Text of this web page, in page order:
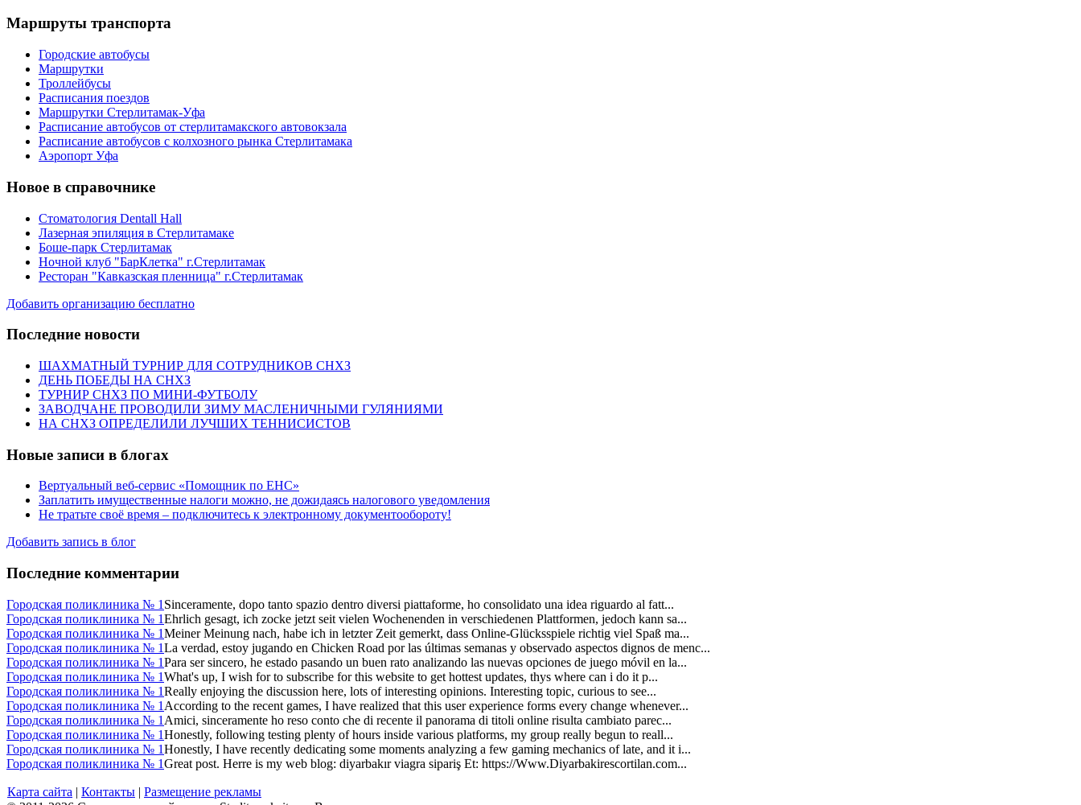
Маршруты транспорта
Городские автобусы
Маршрутки
Троллейбусы
Расписания поездов
Маршрутки Стерлитамак-Уфа
Расписание автобусов от стерлитамакского автовокзала
Расписание автобусов с колхозного рынка Стерлитамака
Аэропорт Уфа
Новое в справочнике
Стоматология Dentall Hall
Лазерная эпиляция в Стерлитамаке
Боше-парк Стерлитамак
Ночной клуб "БарКлетка" г.Стерлитамак
Ресторан "Кавказская пленница" г.Стерлитамак
Добавить организацию бесплатно
Последние новости
ШАХМАТНЫЙ ТУРНИР ДЛЯ СОТРУДНИКОВ СНХЗ
ДЕНЬ ПОБЕДЫ НА СНХЗ
ТУРНИР СНХЗ ПО МИНИ-ФУТБОЛУ
ЗАВОДЧАНЕ ПРОВОДИЛИ ЗИМУ МАСЛЕНИЧНЫМИ ГУЛЯНИЯМИ
НА СНХЗ ОПРЕДЕЛИЛИ ЛУЧШИХ ТЕННИСИСТОВ
Новые записи в блогах
Вертуальный веб-сервис «Помощник по ЕНС»
Заплатить имущественные налоги можно, не дожидаясь налогового уведомления
Не тратьте своё время – подключитесь к электронному документообороту!
Добавить запись в блог
Последние комментарии
Городская поликлиника № 1 Sinceramente, dopo tanto spazio dentro diversi piattaforme, ho consolidato una idea riguardo al fatt...
Городская поликлиника № 1Ehrlich gesagt, ich zocke jetzt seit vielen Wochenenden in verschiedenen Plattformen, jedoch kann sa...
Городская поликлиника № 1Meiner Meinung nach, habe ich in letzter Zeit gemerkt, dass Online-Glücksspiele richtig viel Spaß ma...
Городская поликлиника № 1La verdad, estoy jugando en Chicken Road por las últimas semanas y observado aspectos dignos de menc...
Городская поликлиника № 1Para ser sincero, he estado pasando un buen rato analizando las nuevas opciones de juego móvil en la...
Городская поликлиника № 1What's up, I wish for to subscribe for this website to get hottest updates, thys where can i do it p...
Городская поликлиника № 1Really enjoying the discussion here, lots of interesting opinions. Interesting topic, curious to see...
Городская поликлиника № 1 According to the recent games, I have realized that this user experience forms every change whenever...
Городская поликлиника № 1 Amici, sinceramente ho reso conto che di recente il panorama di titoli online risulta cambiato parec...
Городская поликлиника № 1Honestly, following testing plenty of hours inside various platforms, my group really begun to reall...
Городская поликлиника № 1Honestly, I have recently dedicating some moments analyzing a few gaming mechanics of late, and it i...
Городская поликлиника № 1Great post. Herre is my web blog: diyarbakır viagra sipariş Et: https://Www.Diyarbakirescortilan.com...
Карта сайта | Контакты | Размещение рекламы